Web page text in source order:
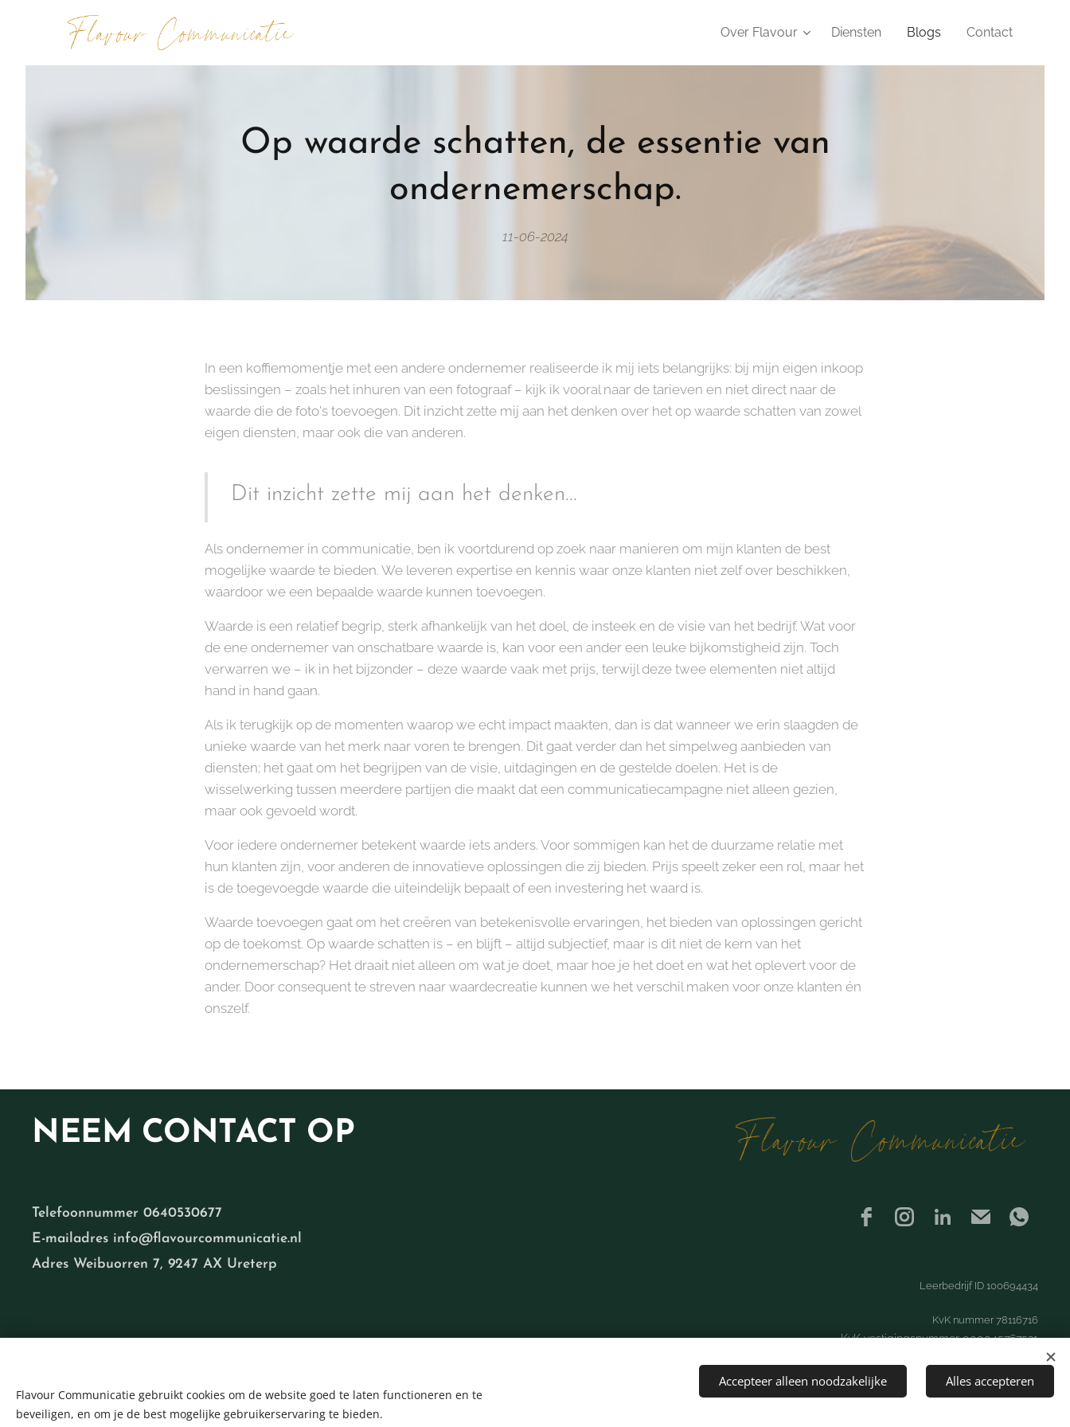
Over Flavour Diensten Blogs Contact
Op waarde schatten, de essentie van
ondernemerschap.
11-06-2024
In een koffiemomentje met een andere ondernemer realiseerde ik mij iets belangrijks: bij mijn eigen inkoop
beslissingen – zoals het inhuren van een fotograaf – kijk ik vooral naar de tarieven en niet direct naar de
waarde die de foto's toevoegen. Dit inzicht zette mij aan het denken over het op waarde schatten van zowel
eigen diensten, maar ook die van anderen.
Dit inzicht zette mij aan het denken...
Als ondernemer in communicatie, ben ik voortdurend op zoek naar manieren om mijn klanten de best
mogelijke waarde te bieden. We leveren expertise en kennis waar onze klanten niet zelf over beschikken,
waardoor we een bepaalde waarde kunnen toevoegen.
Waarde is een relatief begrip, sterk afhankelijk van het doel, de insteek en de visie van het bedrijf. Wat voor
de ene ondernemer van onschatbare waarde is, kan voor een ander een leuke bijkomstigheid zijn. Toch
verwarren we – ik in het bijzonder – deze waarde vaak met prijs, terwijl deze twee elementen niet altijd
hand in hand gaan.
Als ik terugkijk op de momenten waarop we echt impact maakten, dan is dat wanneer we erin slaagden de
unieke waarde van het merk naar voren te brengen. Dit gaat verder dan het simpelweg aanbieden van
diensten; het gaat om het begrijpen van de visie, uitdagingen en de gestelde doelen. Het is de
wisselwerking tussen meerdere partijen die maakt dat een communicatiecampagne niet alleen gezien,
maar ook gevoeld wordt.
Voor iedere ondernemer betekent waarde iets anders. Voor sommigen kan het de duurzame relatie met
hun klanten zijn, voor anderen de innovatieve oplossingen die zij bieden. Prijs speelt zeker een rol, maar het
is de toegevoegde waarde die uiteindelijk bepaalt of een investering het waard is.
Waarde toevoegen gaat om het creëren van betekenisvolle ervaringen, het bieden van oplossingen gericht
op de toekomst. Op waarde schatten is – en blijft – altijd subjectief, maar is dit niet de kern van het
ondernemerschap? Het draait niet alleen om wat je doet, maar hoe je het doet en wat het oplevert voor de
ander. Door consequent te streven naar waardecreatie kunnen we het verschil maken voor onze klanten én
onszelf.
NEEM CONTACT OP
Telefoonnummer 0640530677
E-mailadres info@flavourcommunicatie.nl
Adres Weibuorren 7, 9247 AX Ureterp
Leerbedrijf ID 100694434
KvK nummer 78116716
KvK vestigingsnummer 000045767521
Flavour Communicatie gebruikt cookies om de website goed te laten functioneren en te
beveiligen, en om je de best mogelijke gebruikerservaring te bieden.
Accepteer alleen noodzakelijke Alles accepteren